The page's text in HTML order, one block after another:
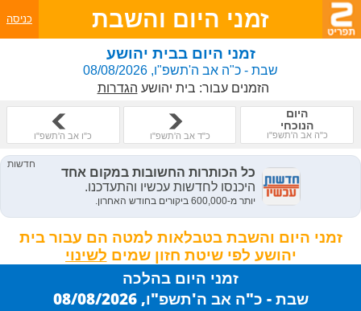
זמני היום והשבת כניסה
זמני היום בבית יהושע
שבת - כ"ה אב ה'תשפ"ו, 08/08/2026
הזמנים עבור: בית יהושע הגדרות
היום
הנוכחי
כ"ה אב ה'תשפ"ו כ"ד אב ה'תשפ"ו כ"ו אב ה'תשפ"ו
זמני היום והשבת בטבלאות למטה הם עבור בית
יהושע לפי שיטת חזון שמים
זמני היום בהלכה
שבת - כ"ה אב ה'תשפ"ו, 08/08/2026